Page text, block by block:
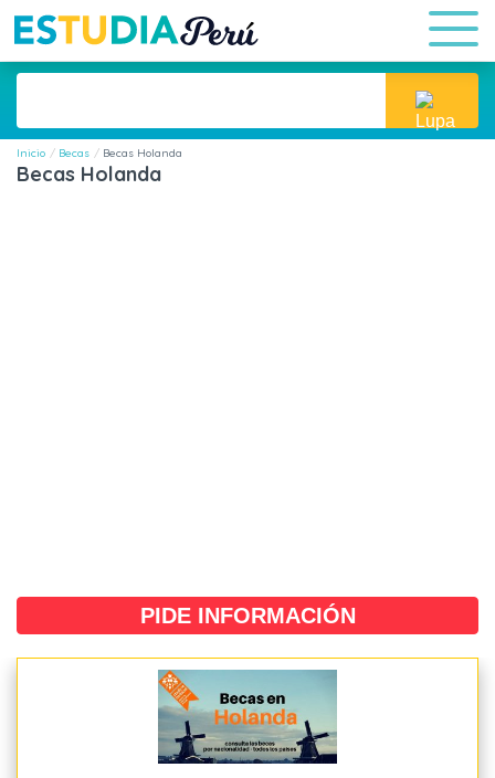
Inicio Becas Becas Holanda
Becas Holanda
PIDE INFORMACIÓN